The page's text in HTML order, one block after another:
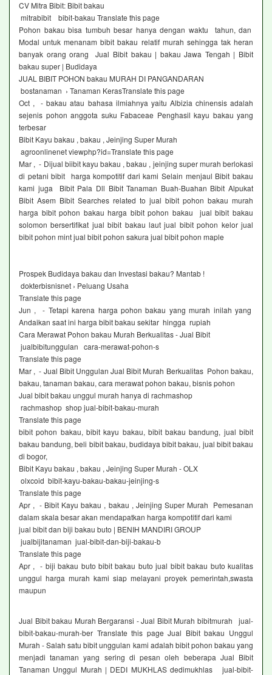
CV Mitra Bibit: Bibit bakau
mitrabibit bibit-bakau Translate this page
Pohon bakau bisa tumbuh besar hanya dengan waktu tahun, dan
Modal untuk menanam bibit bakau relatif murah sehingga tak heran
banyak orang orang Jual Bibit bakau | bakau Jawa Tengah | Bibit
bakau super | Budidaya
JUAL BIBIT POHON bakau MURAH DI PANGANDARAN
bostanaman › Tanaman KerasTranslate this page
Oct , - bakau atau bahasa ilmiahnya yaitu Albizia chinensis adalah
sejenis pohon anggota suku Fabaceae Penghasil kayu bakau yang
terbesar
Bibit Kayu bakau , bakau , Jeinjing Super Murah
agroonlinenet viewphp?id=Translate this page
Mar , - Dijual biibit kayu bakau , bakau , jeinjing super murah berlokasi
di petani bibit harga kompotitif dari kami Selain menjaul Bibit bakau
kami juga Bibit Pala Dll Bibit Tanaman Buah-Buahan Bibit Alpukat
Bibit Asem Bibit Searches related to jual bibit pohon bakau murah
harga bibit pohon bakau harga bibit pohon bakau jual bibit bakau
solomon bersertifikat jual bibit bakau laut jual bibit pohon kelor jual
bibit pohon mint jual bibit pohon sakura jual bibit pohon maple
Prospek Budidaya bakau dan Investasi bakau? Mantab !
dokterbisnisnet › Peluang Usaha
Translate this page
Jun , - Tetapi karena harga pohon bakau yang murah inilah yang
Andaikan saat ini harga bibit bakau sekitar hingga rupiah
Cara Merawat Pohon bakau Murah Berkualitas - Jual Bibit
jualbibitunggulan cara-merawat-pohon-s
Translate this page
Mar , - Jual Bibit Unggulan Jual Bibit Murah Berkualitas Pohon bakau,
bakau, tanaman bakau, cara merawat pohon bakau, bisnis pohon
Jual bibit bakau unggul murah hanya di rachmashop
rachmashop shop jual-bibit-bakau-murah
Translate this page
bibit pohon bakau, bibit kayu bakau, bibit bakau bandung, jual bibit
bakau bandung, beli bibit bakau, budidaya bibit bakau, jual bibit bakau
di bogor,
Bibit Kayu bakau , bakau , Jeinjing Super Murah - OLX
olxcoid bibit-kayu-bakau-bakau-jeinjing-s
Translate this page
Apr , - Bibit Kayu bakau , bakau , Jeinjing Super Murah Pemesanan
dalam skala besar akan mendapatkan harga kompotitif dari kami
jual bibit dan biji bakau buto | BENIH MANDIRI GROUP
jualbijitanaman jual-bibit-dan-biji-bakau-b
Translate this page
Apr , - biji bakau buto bibit bakau buto jual bibit bakau buto kualitas
unggul harga murah kami siap melayani proyek pemerintah,swasta
maupun
Jual Bibit bakau Murah Bergaransi - Jual Bibit Murah bibitmurah jual-
bibit-bakau-murah-ber Translate this page Jual Bibit bakau Unggul
Murah - Salah satu bibit unggulan kami adalah bibit pohon bakau yang
menjadi tanaman yang sering di pesan oleh beberapa Jual Bibit
Tanaman Unggul Murah | DEDI MUKHLAS dedimukhlas jual-bibit-